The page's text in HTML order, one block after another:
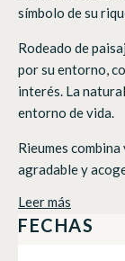
símbolo de su
Rodeado de
por su entorno,
interés. La
entorno de vida.
Rieumes
agradable y
Leer más
FECHAS